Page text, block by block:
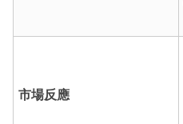
市場反應